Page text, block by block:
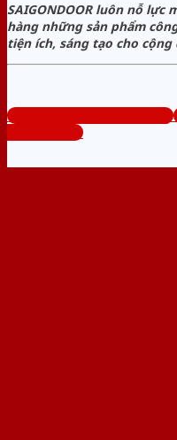
SAIGONDOOR luôn nỗ lực
hàng những sản phẩm
tiện ích, sáng tạo cho
www.cuanhuacomposite.org
0824.400.400